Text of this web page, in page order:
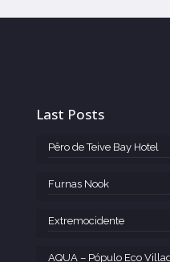
Last Posts
Pêro de Teive Bay Hotel
Furnas Nook
Extremocidente
AQUA – Pópulo Eco